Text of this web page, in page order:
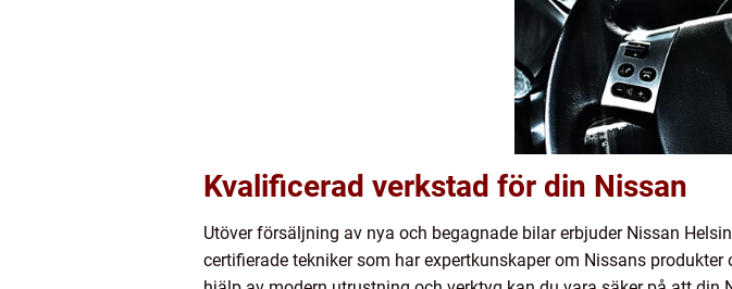
Kvalificerad verkstad för din Nissan
Utöver försäljning av nya och begagnade bilar erbjuder Nissan
certifierade tekniker som har expertkunskaper om Nissans